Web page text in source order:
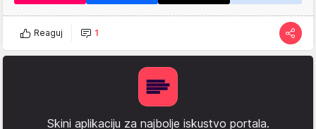
Reaguj 1
Skini aplikaciju za najbolje iskustvo portala.